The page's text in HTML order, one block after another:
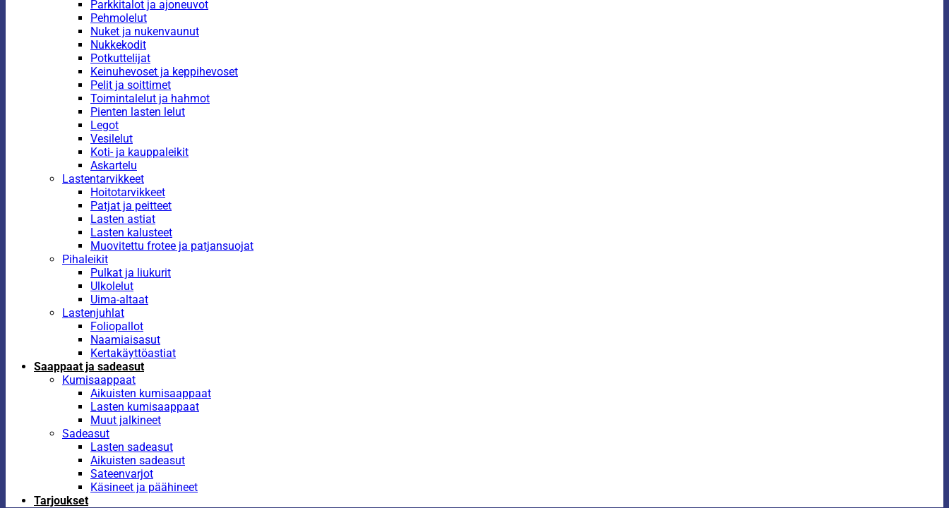
Parkkitalot ja ajoneuvot
Pehmolelut
Nuket ja nukenvaunut
Nukkekodit
Potkuttelijat
Keinuhevoset ja keppihevoset
Pelit ja soittimet
Toimintalelut ja hahmot
Pienten lasten lelut
Legot
Vesilelut
Koti- ja kauppaleikit
Askartelu
Lastentarvikkeet
Hoitotarvikkeet
Patjat ja peitteet
Lasten astiat
Lasten kalusteet
Muovitettu frotee ja patjansuojat
Pihaleikit
Pulkat ja liukurit
Ulkolelut
Uima-altaat
Lastenjuhlat
Foliopallot
Naamiaisasut
Kertakäyttöastiat
Saappaat ja sadeasut
Kumisaappaat
Aikuisten kumisaappaat
Lasten kumisaappaat
Muut jalkineet
Sadeasut
Lasten sadeasut
Aikuisten sadeasut
Sateenvarjot
Käsineet ja päähineet
Tarjoukset